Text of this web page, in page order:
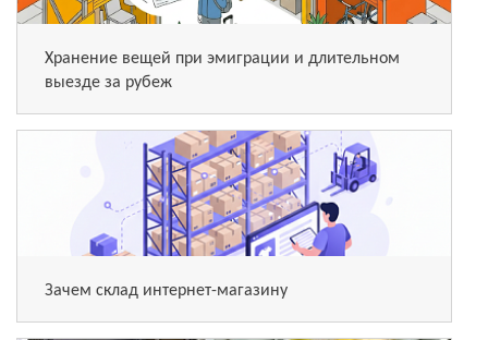
Хранение вещей при эмиграции и длительном
выезде за рубеж
Зачем склад интернет-магазину